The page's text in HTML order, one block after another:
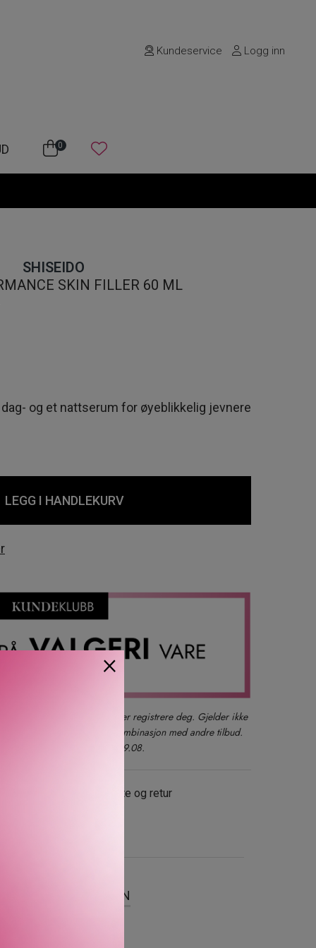
Kundeservice Logg inn
0
SHISEIDO
SKIN FILLER 60 ML
og et nattserum for øyeblikkelig jevnere
LEGG I HANDLEKURV
du også kan logge inn eller registrere deg. Gjelder ikke
produkter, gavesett eller i kombinasjon med andre tilbud.
ett kjøp per kunde t.o.m. 09.08.
Gratis bytte og retur
OM MERKEVAREN
×